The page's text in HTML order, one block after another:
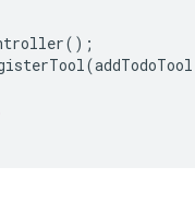
();
(addTodoTool